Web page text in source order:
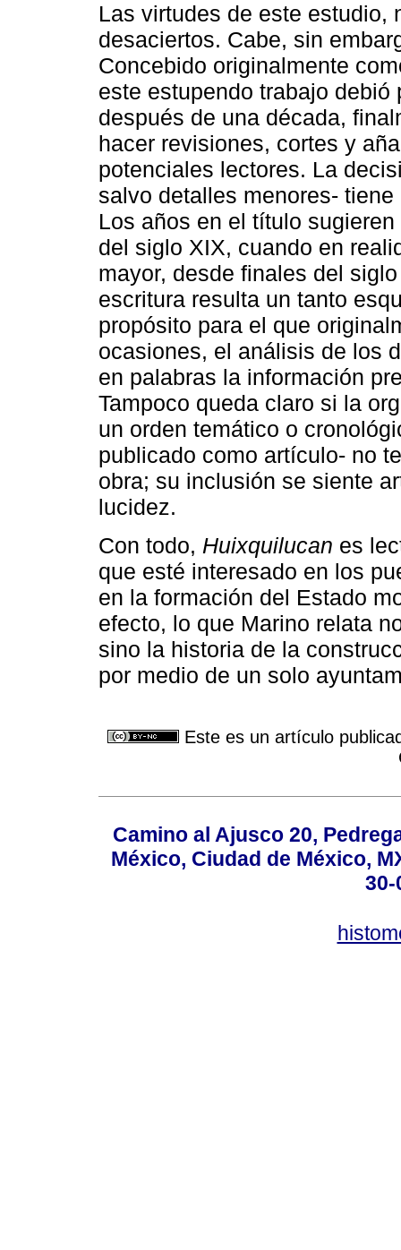
Las virtudes de este estudio,
desaciertos. Cabe, sin
Concebido originalmente
este estupendo trabajo
después de una década,
hacer revisiones, cortes y
potenciales lectores. La
salvo detalles menores-
Los años en el título
del siglo XIX, cuando en
mayor, desde finales del
escritura resulta un tanto
propósito para el que
ocasiones, el análisis de los
en palabras la información
Tampoco queda claro si la
un orden temático o
publicado como artículo- no
obra; su inclusión se siente
lucidez.
Con todo, Huixquilucan es
que esté interesado en los
en la formación del Estado
efecto, lo que Marino relata
sino la historia de la
por medio de un solo
Este es un artículo
Camino al Ajusco 20,
México, Ciudad de México,
30-